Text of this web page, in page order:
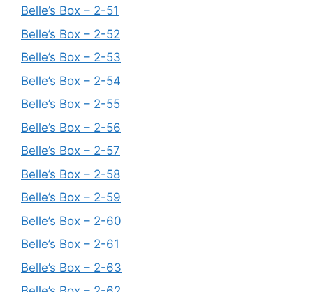
Belle’s Box – 2-51
Belle’s Box – 2-52
Belle’s Box – 2-53
Belle’s Box – 2-54
Belle’s Box – 2-55
Belle’s Box – 2-56
Belle’s Box – 2-57
Belle’s Box – 2-58
Belle’s Box – 2-59
Belle’s Box – 2-60
Belle’s Box – 2-61
Belle’s Box – 2-63